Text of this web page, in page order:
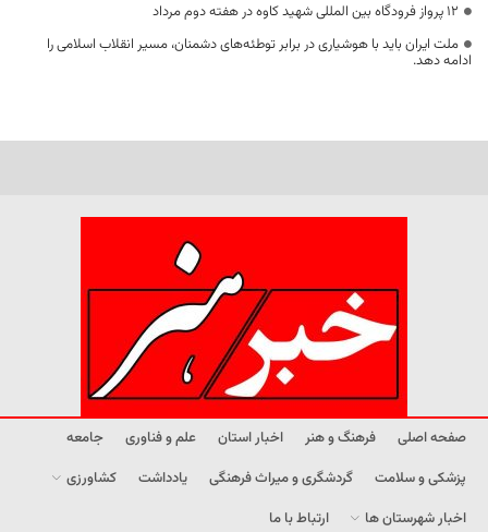
۱۲ پرواز فرودگاه بین المللی شهید کاوه در هفته دوم مرداد
ملت ایران باید با هوشیاری در برابر توطئه‌های دشمنان، مسیر انقلاب اسلامی را
ادامه دهد.
صفحه اصلی فرهنگ و هنر اخبار استان علم و فناوری
جامعه
پزشکی و سلامت
گردشگری و میراث فرهنگی یادداشت
کشاورزی
اخبار شهرستان ها
ارتباط با ما